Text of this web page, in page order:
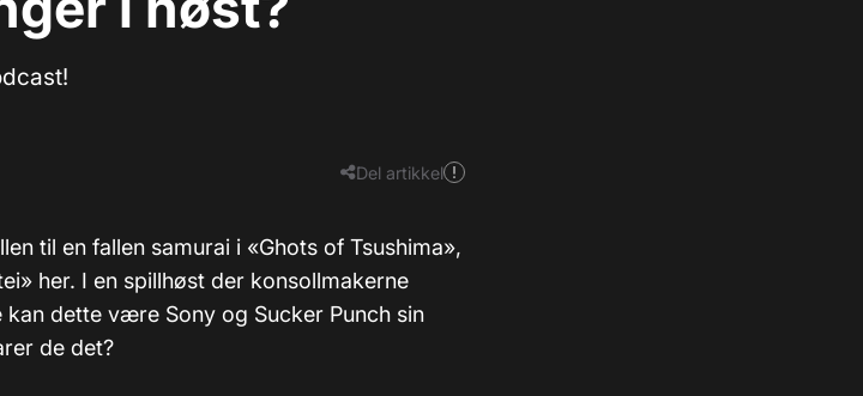
Del artikkel
til en fallen samurai i «Ghots of Tsushima»,
her. I en spillhøst der konsollmakerne
dette være Sony og Sucker Punch sin
de det?